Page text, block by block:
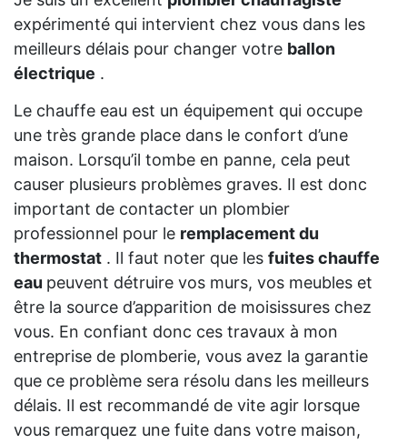
expérimenté qui intervient chez vous dans les
meilleurs délais pour changer votre ballon
électrique .
Le chauffe eau est un équipement qui occupe
une très grande place dans le confort d’une
maison. Lorsqu’il tombe en panne, cela peut
causer plusieurs problèmes graves. Il est donc
important de contacter un plombier
professionnel pour le remplacement du
thermostat . Il faut noter que les fuites chauffe
eau peuvent détruire vos murs, vos meubles et
être la source d’apparition de moisissures chez
vous. En confiant donc ces travaux à mon
entreprise de plomberie, vous avez la garantie
que ce problème sera résolu dans les meilleurs
délais. Il est recommandé de vite agir lorsque
vous remarquez une fuite dans votre maison,